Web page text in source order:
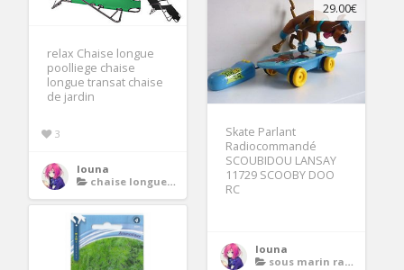
relax Chaise longue
poolliege chaise
longue transat chaise
de jardin
3
louna
chaise longue relax
29.00€
Skate Parlant
Radiocommandé
SCOUBIDOU LANSAY
11729 SCOOBY DOO
RC
louna
sous marin radiocommande